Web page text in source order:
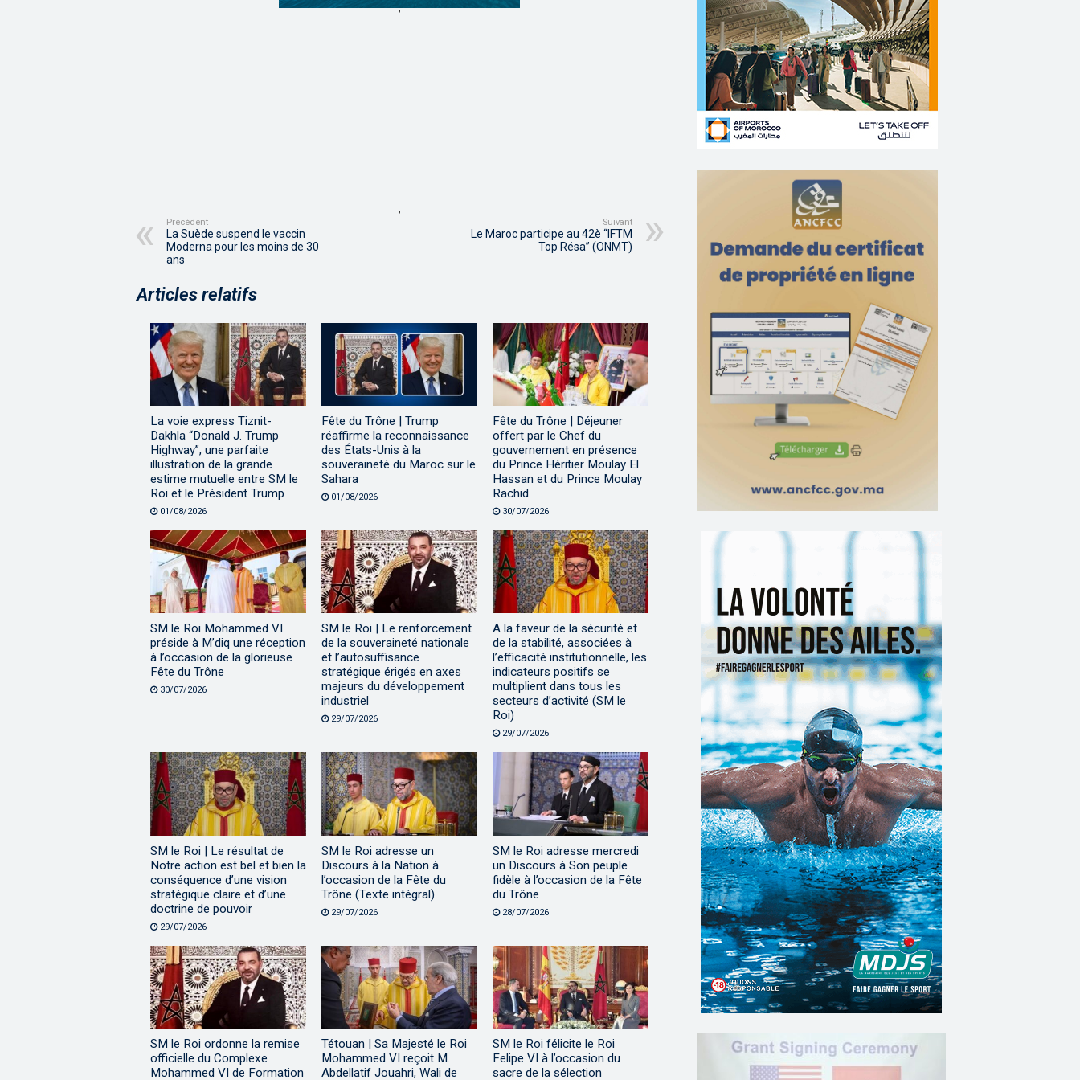
,
Précédent
La Suède suspend le vaccin
Moderna pour les moins de 30
ans
Suivant
Le Maroc participe au 42è “IFTM
Top Résa” (ONMT)
Articles relatifs
La voie express Tiznit-
Dakhla “Donald J. Trump
Highway”, une parfaite
illustration de la grande
estime mutuelle entre SM le
Roi et le Président Trump
01/08/2026
Fête du Trône | Trump
réaffirme la reconnaissance
des États-Unis à la
souveraineté du Maroc sur le
Sahara
01/08/2026
Fête du Trône | Déjeuner
offert par le Chef du
gouvernement en présence
du Prince Héritier Moulay El
Hassan et du Prince Moulay
Rachid
30/07/2026
SM le Roi Mohammed VI
préside à M’diq une réception
à l’occasion de la glorieuse
Fête du Trône
30/07/2026
SM le Roi | Le renforcement
de la souveraineté nationale
et l’autosuffisance
stratégique érigés en axes
majeurs du développement
industriel
29/07/2026
A la faveur de la sécurité et
de la stabilité, associées à
l’efficacité institutionnelle, les
indicateurs positifs se
multiplient dans tous les
secteurs d’activité (SM le
Roi)
29/07/2026
SM le Roi | Le résultat de
Notre action est bel et bien la
conséquence d’une vision
stratégique claire et d’une
doctrine de pouvoir
29/07/2026
SM le Roi adresse un
Discours à la Nation à
l’occasion de la Fête du
Trône (Texte intégral)
29/07/2026
SM le Roi adresse mercredi
un Discours à Son peuple
fidèle à l’occasion de la Fête
du Trône
28/07/2026
SM le Roi ordonne la remise
officielle du Complexe
Mohammed VI de Formation
Tétouan | Sa Majesté le Roi
Mohammed VI reçoit M.
Abdellatif Jouahri, Wali de
SM le Roi félicite le Roi
Felipe VI à l’occasion du
sacre de la sélection